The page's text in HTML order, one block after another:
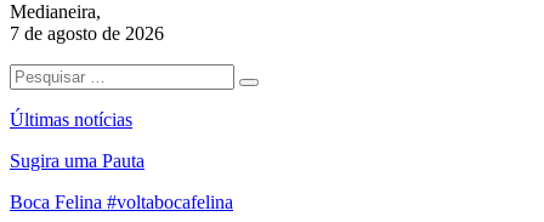
Medianeira,
7 de agosto de 2026
Últimas notícias
Sugira uma Pauta
Boca Felina #voltabocafelina